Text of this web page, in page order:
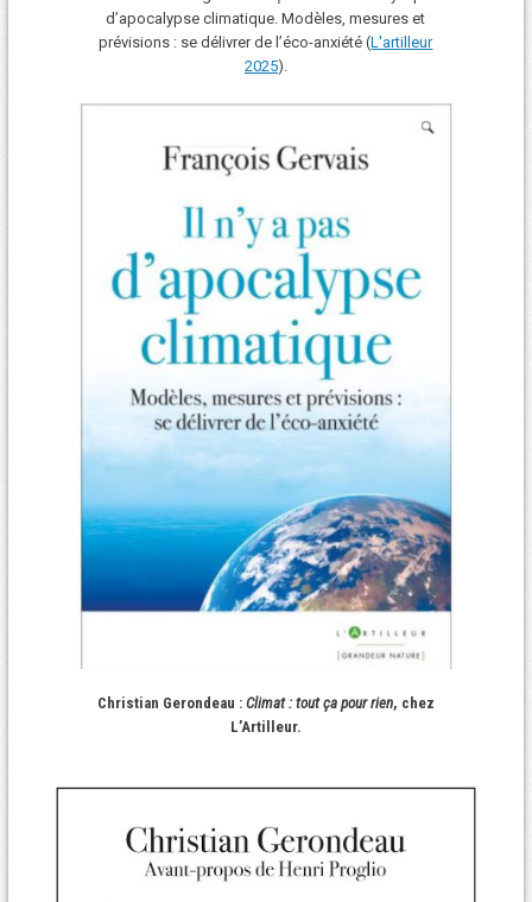
d’apocalypse climatique. Modèles, mesures et
prévisions : se délivrer de l’éco-anxiété (L'arti lleur
2025).
Christian Gerondeau : Climat : tout ça pour rien, chez
L’Artilleur.